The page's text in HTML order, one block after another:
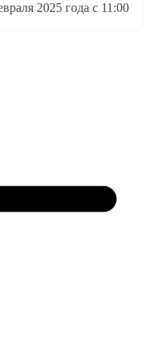
2025 года с 11:00